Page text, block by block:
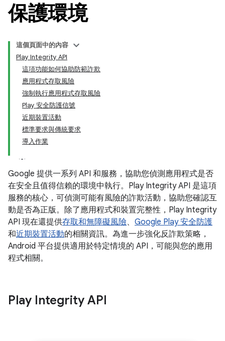
保護環境
這個頁面中的內容
Play Integrity API
這項功能如何協助防範詐欺
應用程式存取風險
強制執行應用程式存取風險
Play 安全防護信號
近期裝置活動
標準要求與傳統要求
導入作業
Google 提供一系列 API 和服務，協助您偵測應用程式是否
在安全且值得信賴的環境中執行。Play Integrity API 是這項
服務的核心，可偵測可能有風險的詐欺活動，協助您確認互
動是否為正版。除了應用程式和裝置完整性，Play Integrity
API 現在還提供存取和無障礙風險、 Google Play 安全防護
和近期裝置活動的相關資訊。為進一步強化反詐欺策略，
Android 平台提供適用於特定情境的 API，可能與您的應用
程式相關。
Play Integrity API